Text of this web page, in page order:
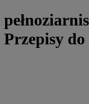
Przepisy